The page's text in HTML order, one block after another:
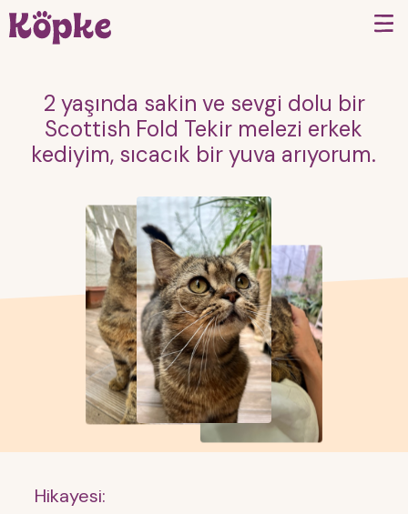
2 yaşında sakin ve sevgi dolu bir
Scottish Fold Tekir melezi erkek
kediyim, sıcacık bir yuva arıyorum.
Hikayesi: